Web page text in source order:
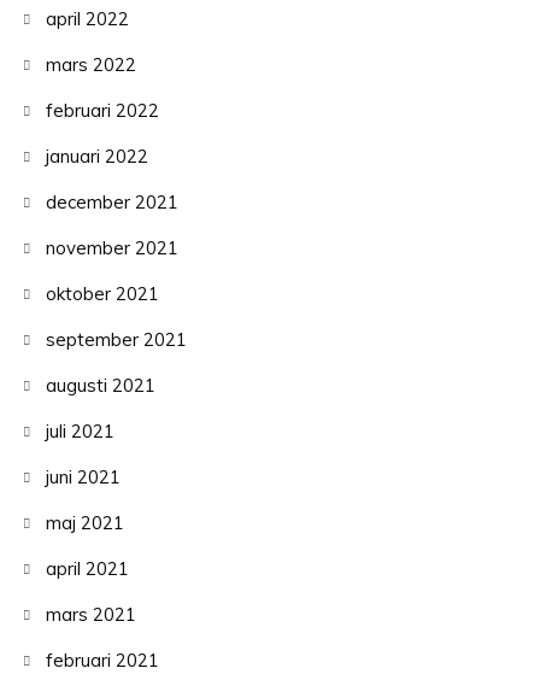
april 2022
mars 2022
februari 2022
januari 2022
december 2021
november 2021
oktober 2021
september 2021
augusti 2021
juli 2021
juni 2021
maj 2021
april 2021
mars 2021
februari 2021